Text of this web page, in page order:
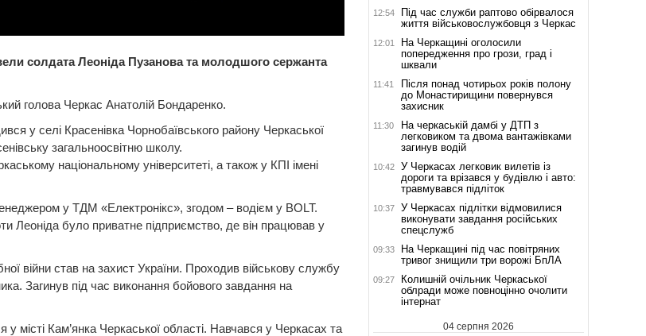
солдата Леоніда Пузанова та молодшого сержанта
голова Черкас Анатолій Бондаренко.
у селі Красенівка Чорнобаївського району Черкаської
загальноосвітню школу.
національному університеті, а також у КПІ імені
у ТДМ «Електронікс», згодом – водієм у BOLT.
Леоніда було приватне підприємство, де він працював у
війни став на захист України. Проходив військову службу
Загинув під час виконання бойового завдання на
у місті Кам’янка Черкаської області. Навчався у Черкасах та
12:54
Під час служби раптово обірвалося
життя військовослужбовця з Черкас
12:01
На Черкащині оголосили
попередження про грози, град і
шквали
11:41
Після понад чотирьох років полону
до Монастирищини повернувся
захисник
11:30
На черкаській дамбі у ДТП з
легковиком та двома вантажівками
загинув водій
10:42
У Черкасах легковик вилетів із
дороги та врізався у будівлю і авто:
травмувався підліток
10:37
У Черкасах підлітки відмовилися
виконувати завдання російських
спецслужб
09:33
На Черкащині під час повітряних
тривог знищили три ворожі БпЛА
09:27
Колишній очільник Черкаської
облради може повноцінно очолити
інтернат
04 серпня 2026